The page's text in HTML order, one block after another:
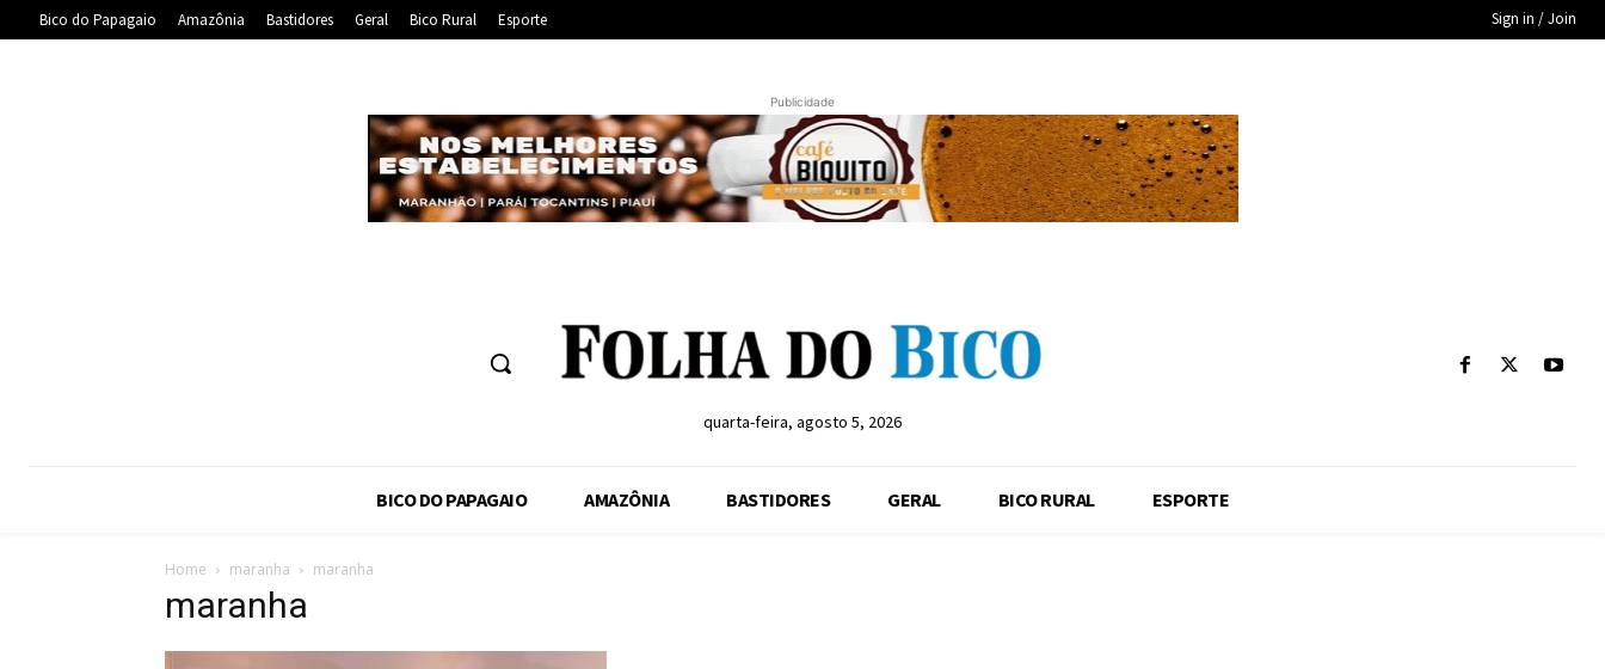
Bico do Papagaio Amazônia Bastidores Geral Bico Rural Esporte Sign in / Join
Publicidade
quarta-feira, agosto 5, 2026
BICO DO PAPAGAIO AMAZÔNIA BASTIDORES GERAL BICO RURAL ESPORTE
Home maranha maranha
maranha